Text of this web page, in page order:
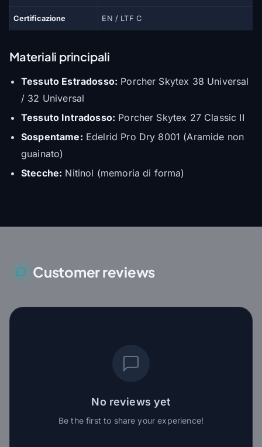
Certificazione EN / LTF C
Materiali principali
Tessuto Estradosso: Porcher Skytex 38 Universal
/ 32 Universal
Tessuto Intradosso: Porcher Skytex 27 Classic II
Sospentame: Edelrid Pro Dry 8001 (Aramide non
guainato)
Stecche: Nitinol (memoria di forma)
Customer reviews
No reviews yet
Be the first to share your experience!